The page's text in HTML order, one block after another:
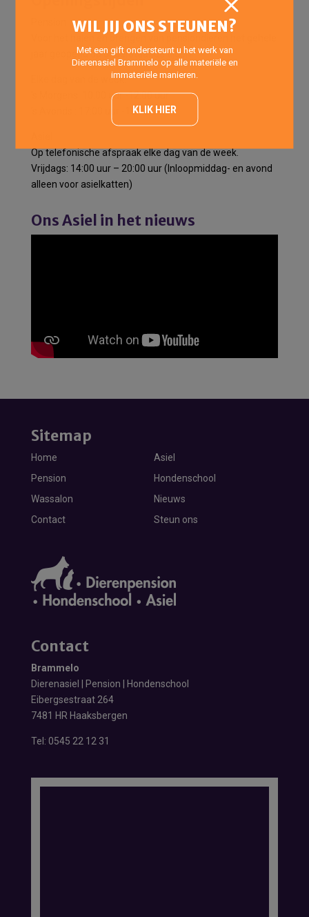
Voor het halen en brengen van pensiondieren het gehele
jaar geopend op onderstaande tijden:
Elke dag van de week:
’s Morgens: 10:00 uur -12:00 uur
’s Avonds : 17:00 uur -18:00 uur
Op telefonische afspraak elke dag van de week.
Vrijdags: 14:00 uur – 20:00 uur (Inloopmiddag- en avond
alleen voor asielkatten)
Ons Asiel in het nieuws
WIL JIJ ONS STEUNEN?
Met een gift ondersteunt u het werk van
Dierenasiel Brammelo op alle materiële en
immateriële manieren.
KLIK HIER
Sitemap
Home
Asiel
Pension
Hondenschool
Wassalon
Nieuws
Contact
Steun ons
Contact
Brammelo
Dierenasiel | Pension | Hondenschool
Eibergsestraat 264
7481 HR Haaksbergen
Tel: 0545 22 12 31